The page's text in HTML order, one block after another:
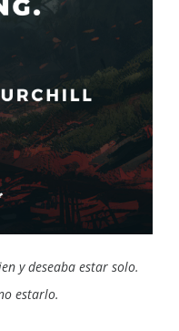
y deseaba estar solo.
estarlo.